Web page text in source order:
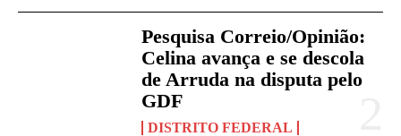
Pesquisa Correio/Opinião:
Celina avança e se descola
de Arruda na disputa pelo
GDF
DISTRITO FEDERAL